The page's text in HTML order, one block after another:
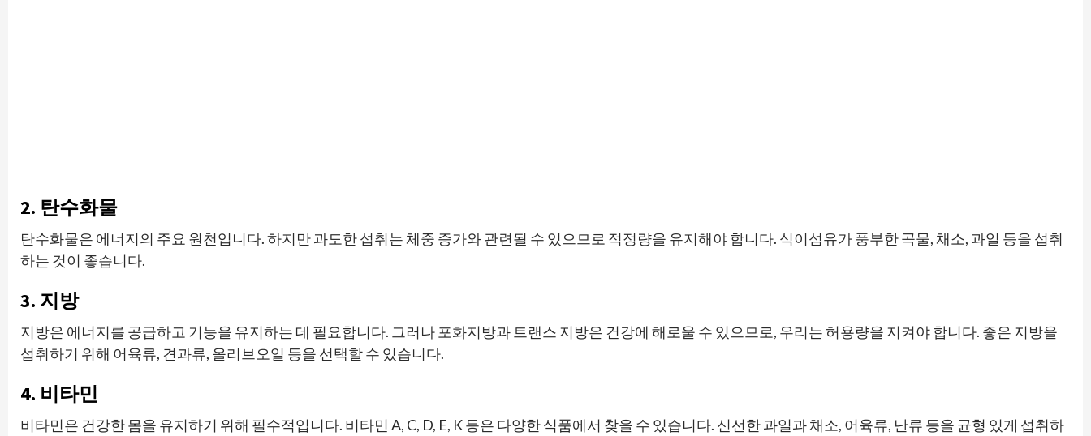
2. 탄수화물
탄수화물은 에너지의 주요 원천입니다. 하지만 과도한 섭취는 체중 증가와 관련될 수 있으므로 적정량을 유지해야 합니다. 식이섬유가 풍부한 곡물, 채소, 과일 등을 섭취
하는 것이 좋습니다.
3. 지방
지방은 에너지를 공급하고 기능을 유지하는 데 필요합니다. 그러나 포화지방과 트랜스 지방은 건강에 해로울 수 있으므로, 우리는 허용량을 지켜야 합니다. 좋은 지방을
섭취하기 위해 어육류, 견과류, 올리브오일 등을 선택할 수 있습니다.
4. 비타민
비타민은 건강한 몸을 유지하기 위해 필수적입니다. 비타민 A, C, D, E, K 등은 다양한 식품에서 찾을 수 있습니다. 신선한 과일과 채소, 어육류, 난류 등을 균형 있게 섭취하